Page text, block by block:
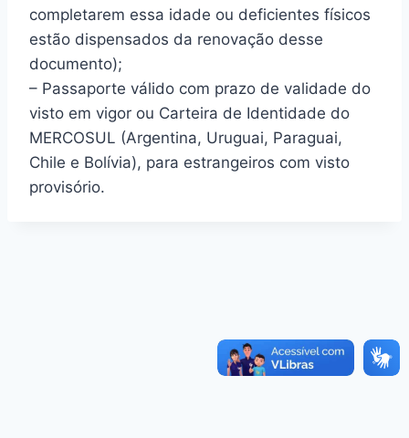
completarem essa idade ou deficientes físicos
estão dispensados da renovação desse
documento);
– Passaporte válido com prazo de validade do
visto em vigor ou Carteira de Identidade do
MERCOSUL (Argentina, Uruguai, Paraguai,
Chile e Bolívia), para estrangeiros com visto
provisório.